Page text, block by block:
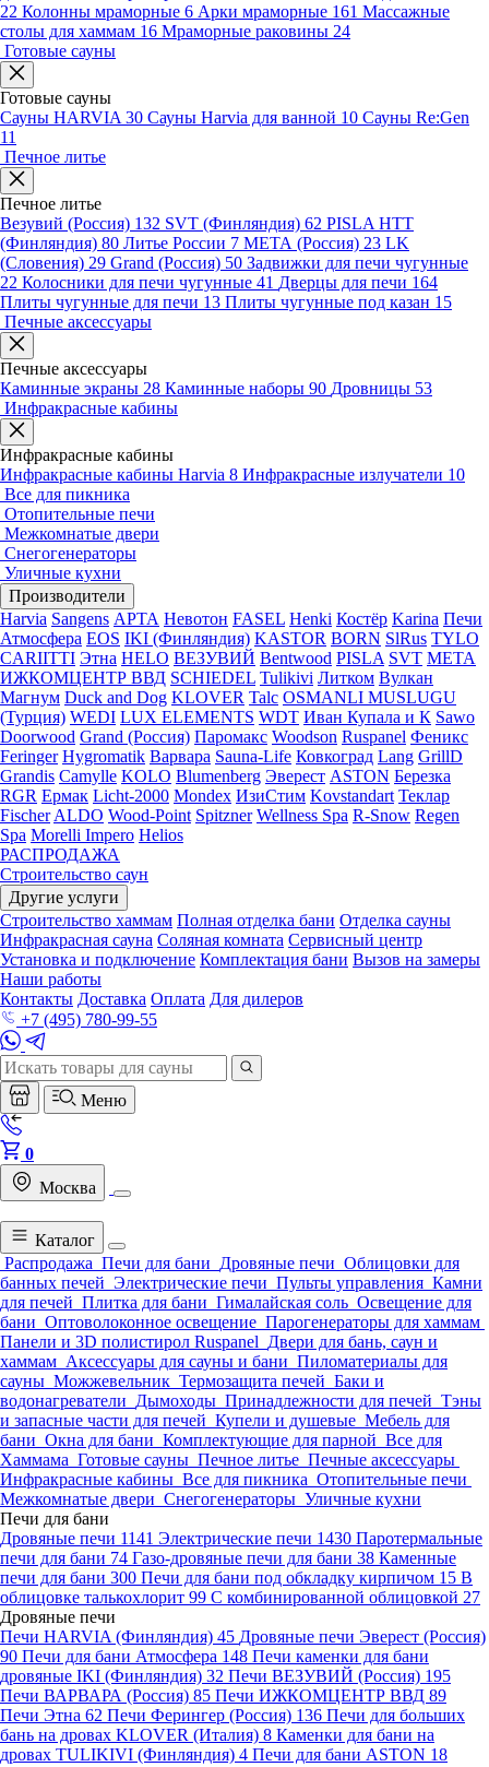
22 Колонны мраморные 6 Арки мраморные 161 Массажные
столы для хаммам 16 Мраморные раковины 24
Готовые сауны
Готовые сауны
Сауны HARVIA 30 Сауны Harvia для ванной 10 Сауны Re:Gen
11
Печное литье
Печное литье
Везувий (Россия) 132 SVT (Финляндия) 62 PISLA HTT
(Финляндия) 80 Литье России 7 МЕТА (Россия) 23 LK
(Словения) 29 Grand (Россия) 50 Задвижки для печи чугунные
22 Колосники для печи чугунные 41 Дверцы для печи 164
Плиты чугунные для печи 13 Плиты чугунные под казан 15
Печные аксессуары
Печные аксессуары
Каминные экраны 28 Каминные наборы 90 Дровницы 53
Инфракрасные кабины
Инфракрасные кабины
Инфракрасные кабины Harvia 8 Инфракрасные излучатели 10
Все для пикника
Отопительные печи
Межкомнатые двери
Снегогенераторы
Уличные кухни
Производители
Harvia Sangens АРТА Невотон FASEL Henki Костёр Karina Печи
Атмосфера EOS IKI (Финляндия) KASTOR BORN SlRus TYLO
CARIITTI Этна HELO ВЕЗУВИЙ Bentwood PISLA SVT МЕТА
ИЖКОМЦЕНТР ВВД SCHIEDEL Tulikivi Литком Вулкан
Магнум Duck and Dog KLOVER Talc OSMANLI MUSLUGU
(Турция) WEDI LUX ELEMENTS WDT Иван Купала и К Sawo
Doorwood Grand (Россия) Паромакс Woodson Ruspanel Феникс
Feringer Hygromatik Варвара Sauna-Life Ковкоград Lang GrillD
Grandis Camylle KOLO Blumenberg Эверест ASTON Березка
RGR Ермак Licht-2000 Mondex ИзиСтим Kovstandart Теклар
Fischer ALDO Wood-Point Spitzner Wellness Spa R-Snow Regen
Spa Morelli Impero Helios
РАСПРОДАЖА
Строительство саун
Другие услуги
Строительство хаммам Полная отделка бани Отделка сауны
Инфракрасная сауна Соляная комната Сервисный центр
Установка и подключение Комплектация бани Вызов на замеры
Наши работы
Контакты Доставка Оплата Для дилеров
+7 (495) 780-99-55
Меню
0
Москва
Каталог
Распродажа Печи для бани Дровяные печи Облицовки для
банных печей Электрические печи Пульты управления Камни
для печей Плитка для бани Гималайская соль Освещение для
бани Оптоволоконное освещение Парогенераторы для хаммам
Панели и 3D полистирол Ruspanel Двери для бань, саун и
хаммам Аксессуары для сауны и бани Пиломатериалы для
сауны Можжевельник Термозащита печей Баки и
водонагреватели Дымоходы Принадлежности для печей Тэны
и запасные части для печей Купели и душевые Мебель для
бани Окна для бани Комплектующие для парной Все для
Хаммама Готовые сауны Печное литье Печные аксессуары
Инфракрасные кабины Все для пикника Отопительные печи
Межкомнатые двери Снегогенераторы Уличные кухни
Печи для бани
Дровяные печи 1141 Электрические печи 1430 Паротермальные
печи для бани 74 Газо-дровяные печи для бани 38 Каменные
печи для бани 300 Печи для бани под обкладку кирпичом 15 В
облицовке талькохлорит 99 С комбинированной облицовкой 27
Дровяные печи
Печи HARVIA (Финляндия) 45 Дровяные печи Эверест (Россия)
90 Печи для бани Атмосфера 148 Печи каменки для бани
дровяные IKI (Финляндия) 32 Печи ВЕЗУВИЙ (Россия) 195
Печи ВАРВАРА (Россия) 85 Печи ИЖКОМЦЕНТР ВВД 89
Печи Этна 62 Печи Ферингер (Россия) 136 Печи для больших
бань на дровах KLOVER (Италия) 8 Каменки для бани на
дровах TULIKIVI (Финляндия) 4 Печи для бани ASTON 18